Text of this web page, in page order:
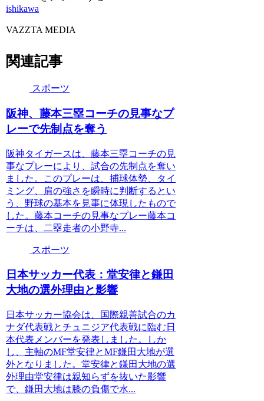
ishikawa
VAZZTA MEDIA
関連記事
スポーツ
阪神、藤本三塁コーチの見事なプ
レーで先制点を奪う
阪神タイガースは、藤本三塁コーチの見
事なプレーにより、試合の先制点を奪い
ました。このプレーは、捕球体勢、タイ
ミング、肩の強さを瞬時に判断するとい
う、野球の基本を見事に体現したもので
した。藤本コーチの見事なプレー藤本コ
ーチは、二塁走者の小野寺...
スポーツ
日本サッカー代表：堂安律と鎌田
大地の選外理由と影響
日本サッカー協会は、国際親善試合のカ
ナダ代表戦とチュニジア代表戦に臨む日
本代表メンバーを発表しました。しか
し、主軸のMF堂安律とMF鎌田大地が選
外となりました。堂安律と鎌田大地の選
外理由堂安律は親知らずを抜いた影響
で、鎌田大地は膝の負傷で水...